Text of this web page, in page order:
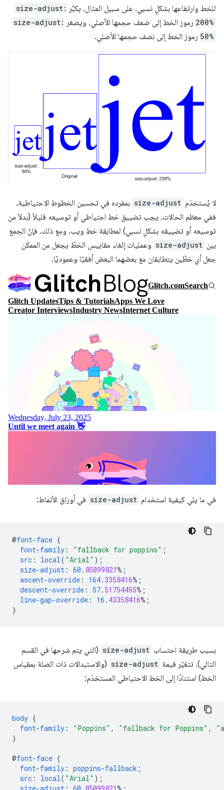
للخط وارتفاعها بشكلٍ نسبي. على سبيل المثال، يكبِّر size-adjust:
200% رموز الخط إلى ضعف حجمها الأصلي، ويصغر size-adjust:
50% رموز الخط إلى نصف حجمها الأصلي.
لا يُستخدَم size-adjust بمفرده في تحسين الخطوط الاحتياطية،
ففي معظم الحالات، يجب تضييق خط احتياطي أو توسيعه قليلاً (بدلاً من
توسيعه أو تضييقه بشكلٍ نسبي) لمطابقة خط ويب. ومع ذلك، فإنّ الجمع
بين size-adjust وعمليات إلغاء مقاييس الخطّ يجعل من الممكن
جعل أي خطّين يتطابقان مع بعضهما البعض أفقيًا وعموديًا.
في ما يلي كيفية استخدام size-adjust في أوراق الأنماط:
@font-face {
font-family : "fallback for poppins" ;
src : local ( "Arial" );
size-adjust : 60 . 85099821%;
ascent-override : 164. 3358416%;
descent-override : 57. 51754455%;
line-gap-override : 16 . 43358416%;
}
بسبب طريقة احتساب size-adjust (التي يتم شرحها في القسم
التالي)، تتغيّر قيمة size-adjust (والاستبدالات ذات الصلة بمقياس
الخط) استنادًا إلى الخط الاحتياطي المستخدَم:
body {
font-family : "Poppins" , "fallback for Poppins" ,
}
@font-face {
font-family : poppins-fallback ;
src : local ( "Arial" );
size-adjust : 60 85099821%;